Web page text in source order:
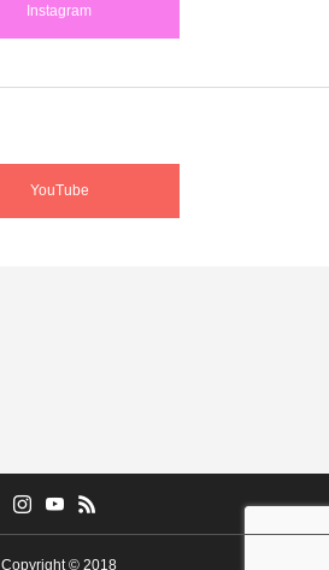
Instagram
YouTube
Copyright © 2018